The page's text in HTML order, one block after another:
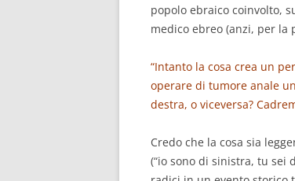
popolo ebraico coinvolto,
medico ebreo (anzi, per la
“Intanto la cosa crea un
operare di tumore anale
destra, o viceversa?
Credo che la cosa sia
(“io sono di sinistra, tu sei